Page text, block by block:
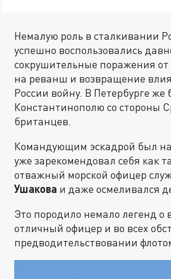
Немалую роль в сталкивании
успешно воспользовались
сокрушительные поражения
на реванш и возвращение
России войну. В Петербурге
Константинополю со стороны
британцев.
Командующим эскадрой был
уже зарекомендовал себя как
отважный морской офицер
Ушакова и даже осмеливался
Это породило немало легенд
отличный офицер и во всех
предводительствовании